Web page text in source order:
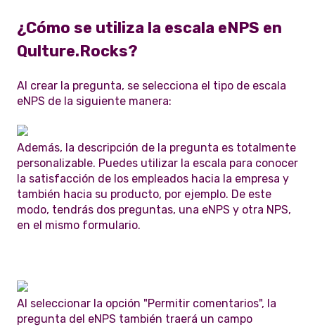
¿Cómo se utiliza la escala eNPS en
Qulture.Rocks?
Al crear la pregunta, se selecciona el tipo de escala
eNPS de la siguiente manera:
Además, la descripción de la pregunta es totalmente
personalizable. Puedes utilizar la escala para conocer
la satisfacción de los empleados hacia la empresa y
también hacia su producto, por ejemplo. De este
modo, tendrás dos preguntas, una eNPS y otra NPS,
en el mismo formulario.
Al seleccionar la opción "Permitir comentarios", la
pregunta del eNPS también traerá un campo